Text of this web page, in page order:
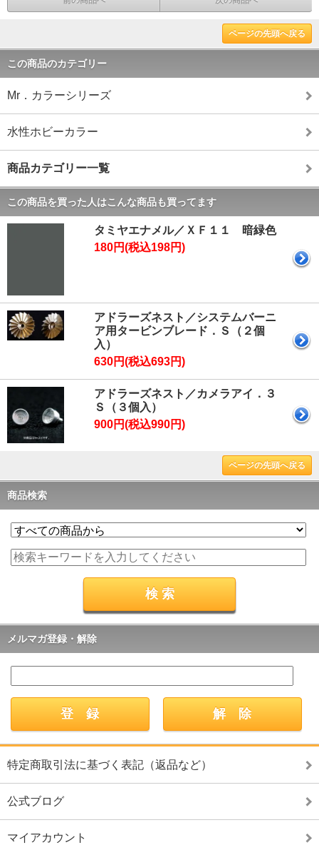
ページの先頭へ戻る
この商品のカテゴリー
Mr．カラーシリーズ
水性ホビーカラー
商品カテゴリー一覧
この商品を買った人はこんな商品も買ってます
タミヤエナメル／ＸＦ１１ 暗緑色
180円(税込198円)
アドラーズネスト／システムバーニ
ア用タービンブレード．Ｓ（２個
入）
630円(税込693円)
アドラーズネスト／カメラアイ．３
Ｓ（３個入）
900円(税込990円)
ページの先頭へ戻る
商品検索
メルマガ登録・解除
特定商取引法に基づく表記（返品など）
公式ブログ
マイアカウント